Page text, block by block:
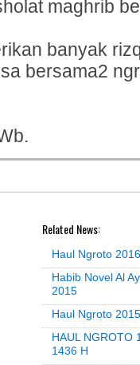
maghrib
banyak
bersama2
Related News:
Haul Ngroto
Habib Novel Al
2015
Haul Ngroto
HAUL NGROTO
1436 H